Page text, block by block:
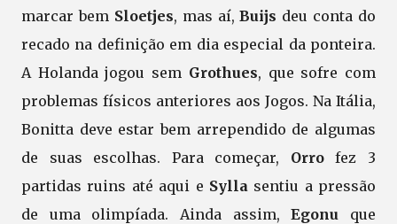
marcar bem Sloetjes, mas aí,Buijs deu conta do
recado na definição em dia especial da ponteira.
A Holanda jogou sem Grothues, que sofre com
problemas físicos anteriores aos Jogos. Na Itália,
Bonitta deve estar bem arrependido de algumas
de suas escolhas. Para começar, Orrofez 3
partidas ruins até aqui e Sylla sentiu a pressão
de uma olimpíada. Ainda assim,Egonu que